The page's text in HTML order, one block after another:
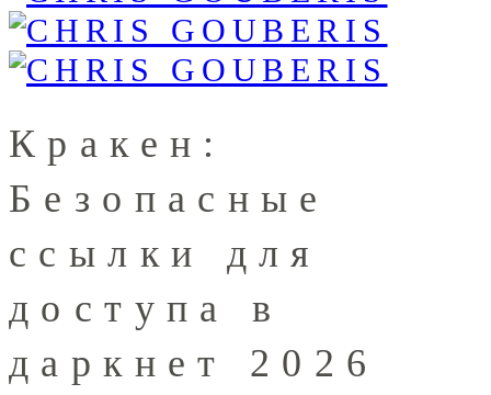
Кракен:
Безопасные
ссылки для
доступа в
даркнет 2026